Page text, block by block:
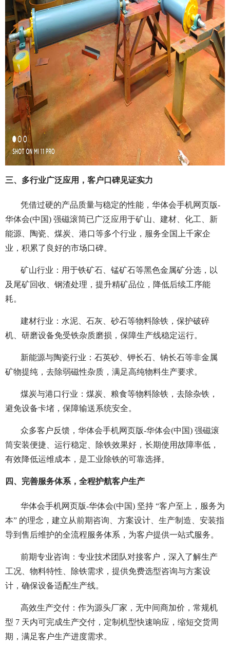
三、多行业广泛应用，客户口碑见证实力
凭借过硬的产品质量与稳定的性能，华体会手机网页版-
华体会(中国) 强磁滚筒已广泛应用于矿山、建材、化工、新
能源、陶瓷、煤炭、港口等多个行业，服务全国上千家企
业，积累了良好的市场口碑。
矿山行业：用于铁矿石、锰矿石等黑色金属矿分选，以
及尾矿回收、钢渣处理，提升精矿品位，降低后续工序能
耗。
建材行业：水泥、石灰、砂石等物料除铁，保护破碎
机、研磨设备免受铁杂质磨损，保障生产线稳定运行。
新能源与陶瓷行业：石英砂、钾长石、钠长石等非金属
矿物提纯，去除弱磁性杂质，满足高纯物料生产要求。
煤炭与港口行业：煤炭、粮食等物料除铁，去除杂铁，
避免设备卡堵，保障输送系统安全。
众多客户反馈，华体会手机网页版-华体会(中国) 强磁滚
筒安装便捷、运行稳定、除铁效果好，长期使用故障率低，
有效降低运维成本，是工业除铁的可靠选择。
四、完善服务体系，全程护航客户生产
华体会手机网页版-华体会(中国) 坚持 “客户至上，服务为
本” 的理念，建立从前期咨询、方案设计、生产制造、安装指
导到售后维护的全流程服务体系，为客户提供一站式服务。
前期专业咨询：专业技术团队对接客户，深入了解生产
工况、物料特性、除铁需求，提供免费选型咨询与方案设
计，确保设备适配生产线。
高效生产交付：作为源头厂家，无中间商加价，常规机
型 7 天内可完成生产交付，定制机型快速响应，缩短交货周
期，满足客户生产进度需求。